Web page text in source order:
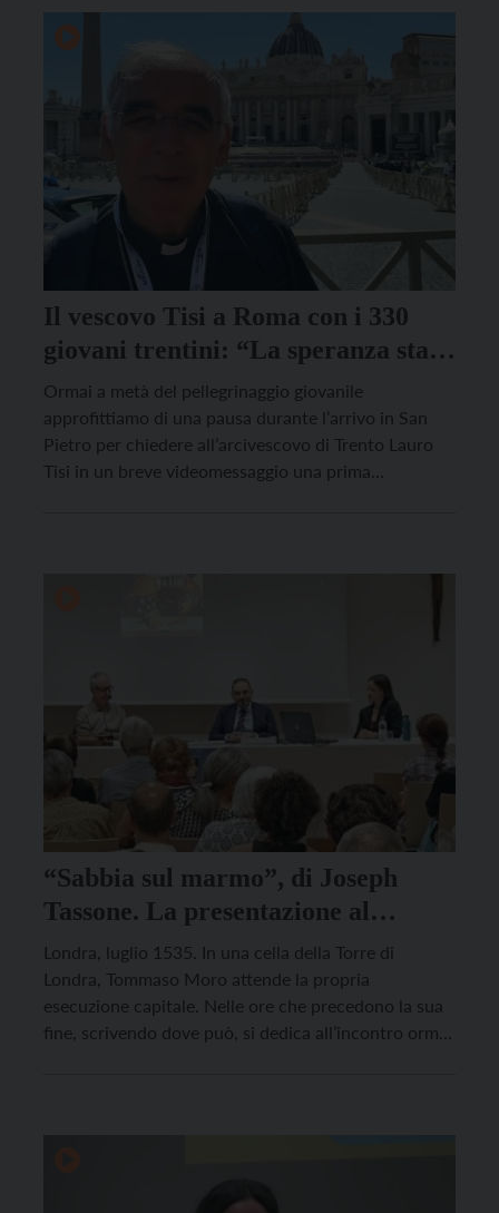
stazioni, ferroviarie […]
Il vescovo Tisi a Roma con i 330
giovani trentini: “La speranza sta
in loro”
Ormai a metà del pellegrinaggio giovanile
approfittiamo di una pausa durante l’arrivo in San
Pietro per chiedere all’arcivescovo di Trento Lauro
Tisi in un breve videomessaggio una prima
“Sabbia sul marmo”, di Joseph
Tassone. La presentazione al
Vigilianum
Londra, luglio 1535. In una cella della Torre di
Londra, Tommaso Moro attende la propria
esecuzione capitale. Nelle ore che precedono la sua
fine, scrivendo dove può, si dedica all’incontro ormai